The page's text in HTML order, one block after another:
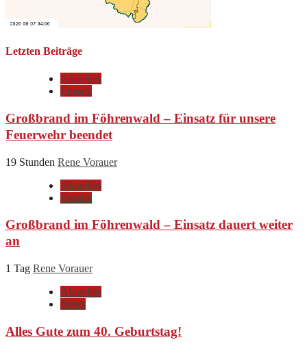
Letzten Beiträge
Aktuelles
Einsatz
Großbrand im Föhrenwald – Einsatz für unsere
Feuerwehr beendet
19 Stunden Rene Vorauer
Aktuelles
Einsatz
Großbrand im Föhrenwald – Einsatz dauert weiter
an
1 Tag Rene Vorauer
Aktuelles
News
Alles Gute zum 40. Geburtstag!